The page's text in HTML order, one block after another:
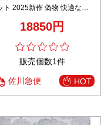
ト 2025新作 偽物 快適な着
ル レビュー高リピ率
18850円
販売個数1件
佐川急便 HOT